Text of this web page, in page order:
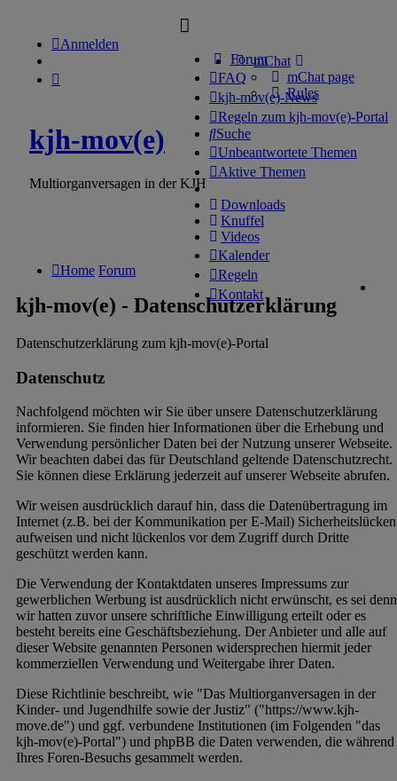
Forum
FAQ
kjh-mov(e)-News
Regeln zum kjh-mov(e)-Portal
Suche
Unbeantwortete Themen
Aktive Themen
Downloads
Knuffel
Videos
Kalender
Regeln
Kontakt
Anmelden
mChat
mChat page
Rules
kjh-mov(e)
Multiorganversagen in der KJH
Home Forum
kjh-mov(e) - Datenschutzerklärung
Datenschutzerklärung zum kjh-mov(e)-Portal
Datenschutz
Nachfolgend möchten wir Sie über unsere Datenschutzerklärung
informieren. Sie finden hier Informationen über die Erhebung und
Verwendung persönlicher Daten bei der Nutzung unserer Webseite.
Wir beachten dabei das für Deutschland geltende Datenschutzrecht.
Sie können diese Erklärung jederzeit auf unserer Webseite abrufen.
Wir weisen ausdrücklich darauf hin, dass die Datenübertragung im
Internet (z.B. bei der Kommunikation per E-Mail) Sicherheitslücken
aufweisen und nicht lückenlos vor dem Zugriff durch Dritte
geschützt werden kann.
Die Verwendung der Kontaktdaten unseres Impressums zur
gewerblichen Werbung ist ausdrücklich nicht erwünscht, es sei denn
wir hatten zuvor unsere schriftliche Einwilligung erteilt oder es
besteht bereits eine Geschäftsbeziehung. Der Anbieter und alle auf
dieser Website genannten Personen widersprechen hiermit jeder
kommerziellen Verwendung und Weitergabe ihrer Daten.
Diese Richtlinie beschreibt, wie "Das Multiorganversagen in der
Kinder- und Jugendhilfe sowie der Justiz" ("https://www.kjh-
move.de") und ggf. verbundene Institutionen (im Folgenden "das
kjh-mov(e)-Portal") und phpBB die Daten verwenden, die während
Ihres Foren-Besuchs gesammelt werden.